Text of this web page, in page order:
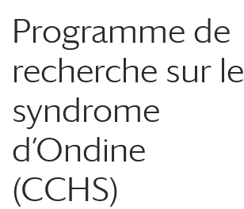
Programme de
recherche sur le
syndrome
d’Ondine
(CCHS)